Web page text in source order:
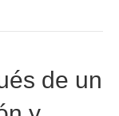
de un